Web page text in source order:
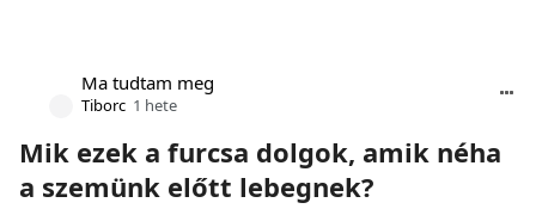
Ma tudtam meg
Tiborc 1 hete
Mik ezek a furcsa dolgok, amik néha
a szemünk előtt lebegnek?